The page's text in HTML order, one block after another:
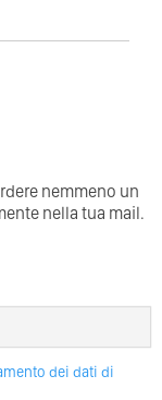
nemmeno un
nella tua mail.
dei dati di